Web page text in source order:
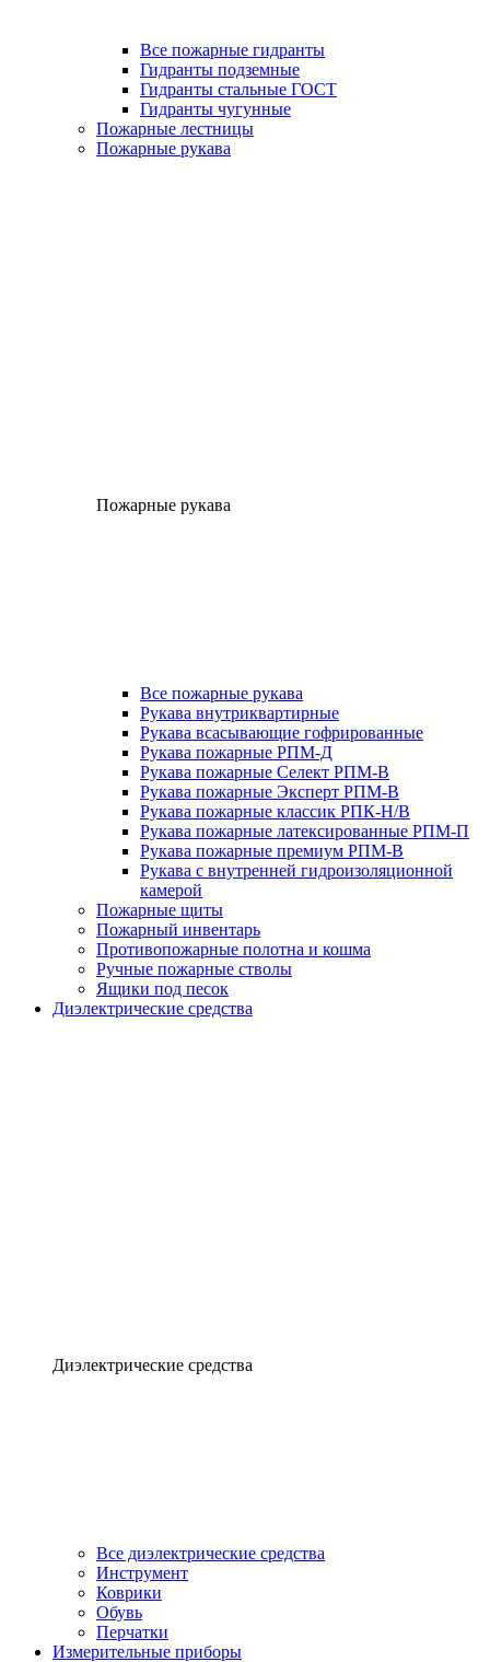
Все пожарные гидранты
Гидранты подземные
Гидранты стальные ГОСТ
Гидранты чугунные
Пожарные лестницы
Пожарные рукава
Пожарные рукава
Все пожарные рукава
Рукава внутриквартирные
Рукава всасывающие гофрированные
Рукава пожарные РПМ-Д
Рукава пожарные Селект РПМ-В
Рукава пожарные Эксперт РПМ-В
Рукава пожарные классик РПК-Н/В
Рукава пожарные латексированные РПМ-П
Рукава пожарные премиум РПМ-В
Рукава с внутренней гидроизоляционной
камерой
Пожарные щиты
Пожарный инвентарь
Противопожарные полотна и кошма
Ручные пожарные стволы
Ящики под песок
Диэлектрические средства
Диэлектрические средства
Все диэлектрические средства
Инструмент
Коврики
Обувь
Перчатки
Измерительные приборы